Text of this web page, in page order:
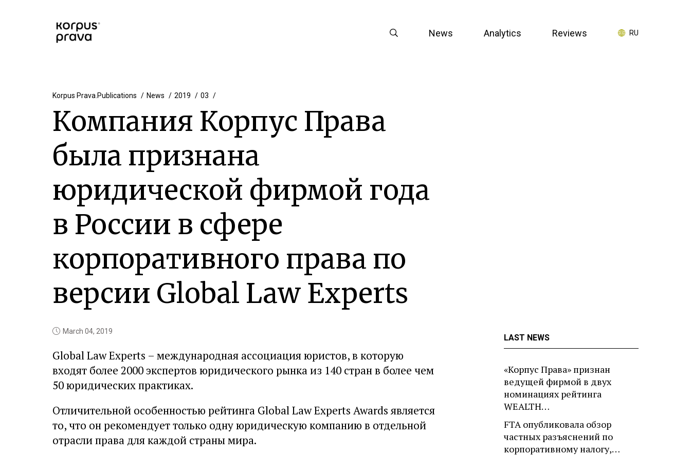
News Analytics Reviews RU
Korpus Prava.Publications News 2019 03
Компания Корпус Права
была признана
юридической фирмой года
в России в сфере
корпоративного права по
версии Global Law Experts
March 04, 2019
Global Law Experts – международная ассоциация юристов, в которую
входят более 2000 экспертов юридического рынка из 140 стран в более чем
50 юридических практиках.
Отличительной особенностью рейтинга Global Law Experts Awards является
то, что он рекомендует только одну юридическую компанию в отдельной
отрасли права для каждой страны мира.
LAST NEWS
«Корпус Права» признан
ведущей фирмой в двух
номинациях рейтинга
WEALTH…
FTA опубликовала обзор
частных разъяснений по
корпоративному налогу,…